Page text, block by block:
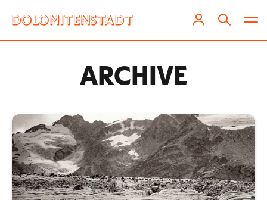
ARCHIVE